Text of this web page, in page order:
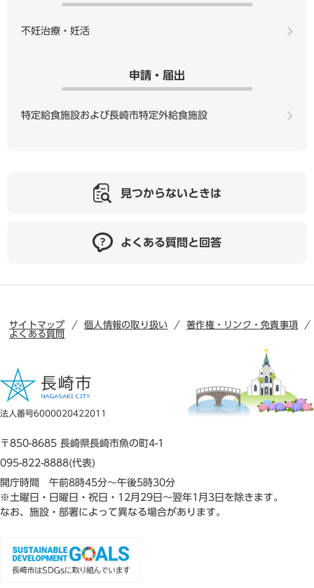
不妊治療・妊活
申請・届出
特定給食施設および長崎市特定外給食施設
見つからないときは
よくある質問と回答
サイトマップ 個人情報の取り扱い
著作権・リンク・免責事項
よくある質問
法人番号6000020422011
〒850-8685 長崎県長崎市魚の町4-1
095-822-8888(代表)
開庁時間 午前8時45分～午後5時30分
※土曜日・日曜日・祝日・12月29日～翌年1月3日を除きます。
なお、施設・部署によって異なる場合があります。